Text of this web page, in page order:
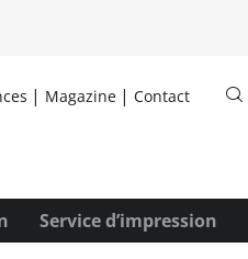
Magazine Contact
Service d’impression